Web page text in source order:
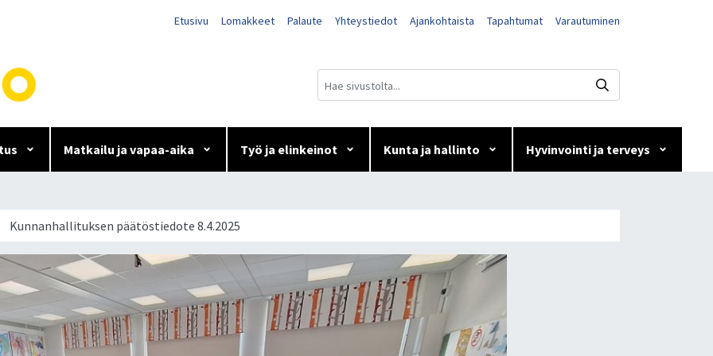
Etusivu Lomakkeet Palaute Yhteystiedot Ajankohtaista Tapahtumat Varautuminen
Matkailu ja vapaa-aika Työ ja elinkeinot Kunta ja hallinto Hyvinvointi ja terveys
8.4.2025
Kunnanhallituksen päätöstiedote 8.4.2025